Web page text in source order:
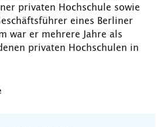
privaten Hochschule sowie
eines Berliner
war er mehrere Jahre als
privaten Hochschulen in